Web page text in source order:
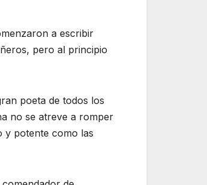
a escribir
pero al principio
poeta de todos los
no se atreve a romper
y potente como las